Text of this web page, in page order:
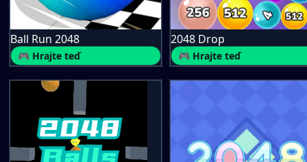
Ball Run 2048
🎮 Hrajte teď
2048 Drop
🎮 Hrajte teď